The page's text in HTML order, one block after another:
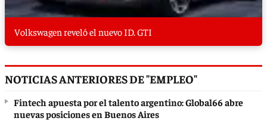
Volkswagen reveló el nuevo ID. GTI
NOTICIAS ANTERIORES DE "EMPLEO"
Fintech apuesta por el talento argentino: Global66 abre
nuevas posiciones en Buenos Aires